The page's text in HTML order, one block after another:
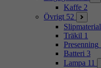
Kaffe 2
Övrigt 52
Slipmaterial
Träkil 1
Presenning
Batteri 3
Lampa 11